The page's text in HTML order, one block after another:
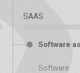
SAAS
Software